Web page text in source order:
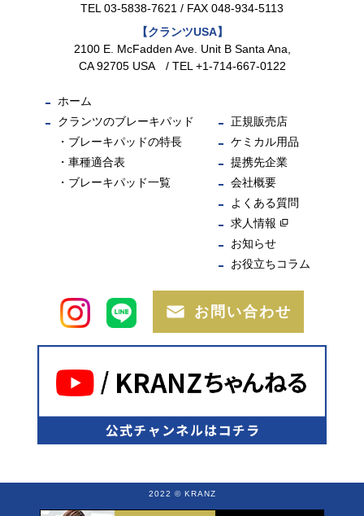
TEL 03-5838-7621 / FAX 048-934-5113
【クランツUSA】
2100 E. McFadden Ave. Unit B Santa Ana,
CA 92705 USA / TEL +1-714-667-0122
ホーム
クランツのブレーキパッド
ブレーキパッドの特長
車種適合表
ブレーキパッド一覧
正規販売店
ケミカル用品
提携先企業
会社概要
よくある質問
求人情報
お知らせ
お役立ちコラム
お問い合わせ
2022 © KRANZ